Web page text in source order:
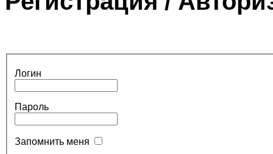
Логин
Пароль
Запомнить меня